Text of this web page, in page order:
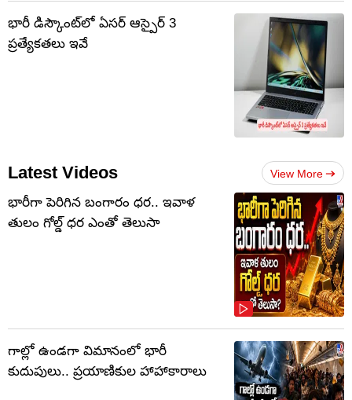
భారీ డిస్కౌంట్‌లో ఏసర్ ఆస్పైర్ 3
ప్రత్యేకతలు ఇవే
Latest Videos View More
భారీగా పెరిగిన బంగారం ధర.. ఇవాళ
తులం గోల్డ్‌ ధర ఎంతో తెలుసా
గాల్లో ఉండగా విమానంలో భారీ
కుదుపులు.. ప్రయాణికుల హాహాకారాలు